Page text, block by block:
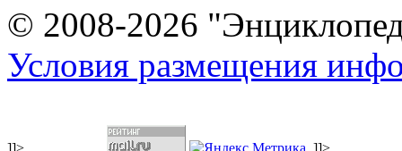
© 2008-2026
Условия размещения
]]> ]]>